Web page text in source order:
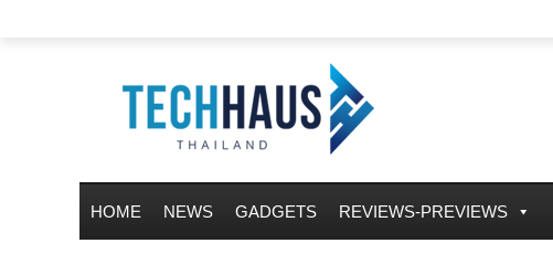
HOME NEWS GADGETS REVIEWS-PREVIEWS